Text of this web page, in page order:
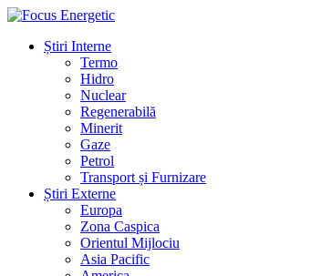
Știri Interne
Termo
Hidro
Nuclear
Regenerabilă
Minerit
Gaze
Petrol
Transport și Furnizare
Știri Externe
Europa
Zona Caspica
Orientul Mijlociu
Asia Pacific